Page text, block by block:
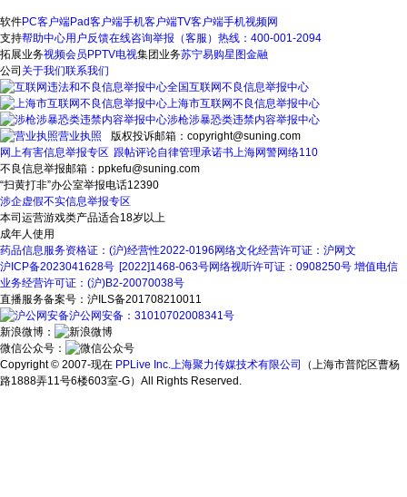
软件PC客户端Pad客户端手机客户端TV客户端手机视频网
支持帮助中心用户反馈在线咨询举报（客服）热线：400-001-2094
拓展业务视频会员 PPTV电视集团业务苏宁易购星图金融
公司 关于我们联系我们
全国互联网不良信息举报中心
上海市互联网不良信息举报中心
涉枪涉暴恐类违禁内容举报中心
营业执照
版权投诉邮箱：copyright@suning.com
跟帖评论自律管理承诺书
网上有害信息举报专区
上海网警网络110
不良信息举报邮箱：ppkefu@suning.com
“扫黄打非”办公室举报电话12390
涉企虚假不实信息举报专区
本司运营游戏类产品适合18岁以上
成年人使用
药品信息服务资格证：(沪)经营性2022-0196 网络文化经营许可证：沪网文
[2022]1468-063号
沪ICP备2023041628号 网络视听许可证：0908250号 增值电信
业务经营许可证：(沪)B2-20070038号
直播服务备案号：沪ILS备201708210011
沪公网安备：31010702008341号
新浪微博：
微信公众号：
Copyright © 2007-现在 PPLive Inc.上海聚力传媒技术有限公司
（上海市普陀区曹杨
路1888弄11号6楼603室-G）All Rights Reserved.